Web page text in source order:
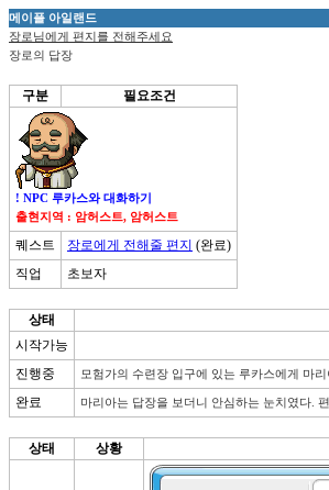
메이플 아일랜드
장로님에게 편지를 전해주세요
장로의 답장
구분 필요조건
! NPC 루카스와 대화하기
출현지역 : 암허스트, 암허스트
퀘스트 장로에게 전해줄 편지 (완료)
직업
초보자
상태
시작가능
진행중
모험가의 수련장 입구에 있는 루카스에게 마
완료 마리아는 답장을 보더니 안심하는 눈치였다.
상태 상황